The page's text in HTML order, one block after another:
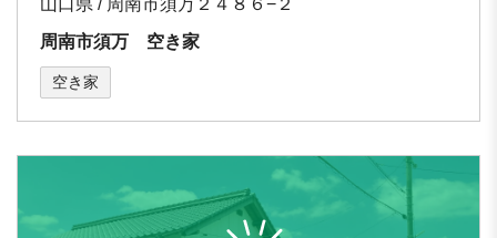
周南市須万 空き家
空き家